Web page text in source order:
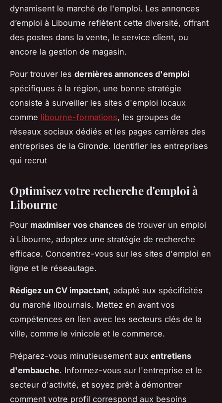
dynamisent le marché de l'emploi. Les annonces
d’emploi à Libourne reflètent cette diversité, offrant
des postes dans la vente, le service client, ou
encore la gestion de magasin.
Pour trouver les dernières annonces d'emploi
spécifiques à la région, une bonne stratégie
consiste à surveiller les sites d'emploi locaux
comme libourne-formations, les groupes de
réseaux sociaux dédiés et les pages carrières des
entreprises de la Gironde. Identifier les entreprises
qui recrut
Optimisez votre recherche d'emploi à
Libourne
Pour maximiser vos chances de trouver un emploi
à Libourne, adoptez une stratégie de recherche
efficace. Concentrez-vous sur les sites d'emploi en
ligne et le réseautage.
Rédigez un CV impactant, adapté aux spécificités
du marché libournais. Mettez en avant vos
compétences en lien avec les secteurs clés de la
ville, comme le vinicole et le commerce.
Préparez-vous minutieusement aux entretiens
d'embauche. Informez-vous sur l'entreprise et le
secteur d'activité, et soyez prêt à démontrer
comment votre profil correspond aux besoins